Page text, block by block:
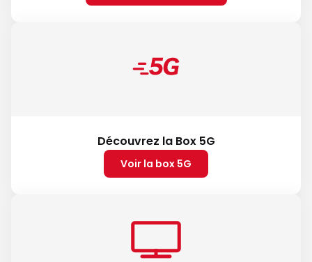
Découvrez la Box 5G
Voir la box 5G